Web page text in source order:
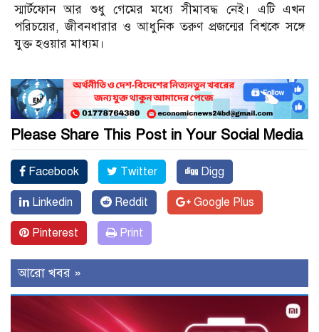
স্মার্টফোন আর শুধু গেমের মধ্যে সীমাবদ্ধ নেই। এটি এখন
পরিচয়ের, জীবনধারার ও আধুনিক তরুণ প্রজন্মের বিশ্বকে সঙ্গে
যুক্ত হওয়ার মাধ্যম।
Please Share This Post in Your Social Media
Facebook Twitter Digg
Linkedin Reddit Google Plus
Pinterest Print
আরো খবর »